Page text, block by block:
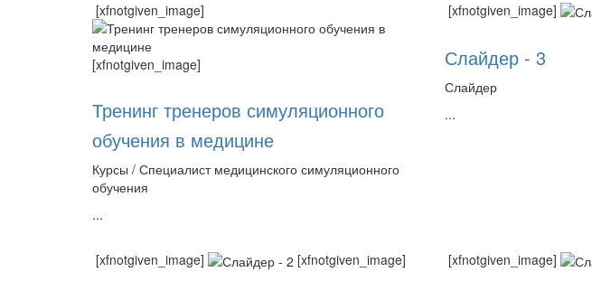
[xfnotgiven_image]
[xfnotgiven_image]
Тренинг тренеров симуляционного
обучения в медицине
Курсы / Специалист медицинского симуляционного
обучения
...
[xfnotgiven_image]
Слайдер - 3
Слайдер
...
[xfnotgiven_image] [xfnotgiven_image] [xfnotgiven_image]